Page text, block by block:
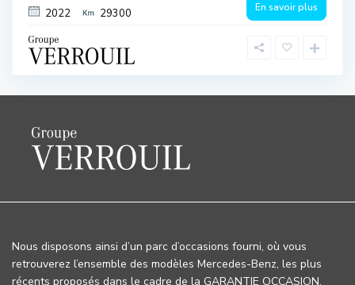
2022 29300 En savoir plus
Nous disposons ainsi d’un parc d’occasions fourni, où vous
retrouverez l’ensemble des modèles Mercedes-Benz, les plus
récents proposés dans le cadre de la GARANTIE OCCASION.